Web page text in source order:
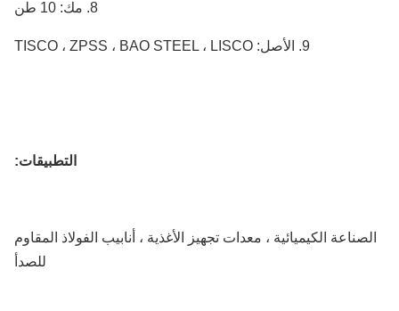
التطبيقات:
الكيميائية ، معدات تجهيز الأغذية ، أنابيب الفولاذ المقاوم
للصدأ